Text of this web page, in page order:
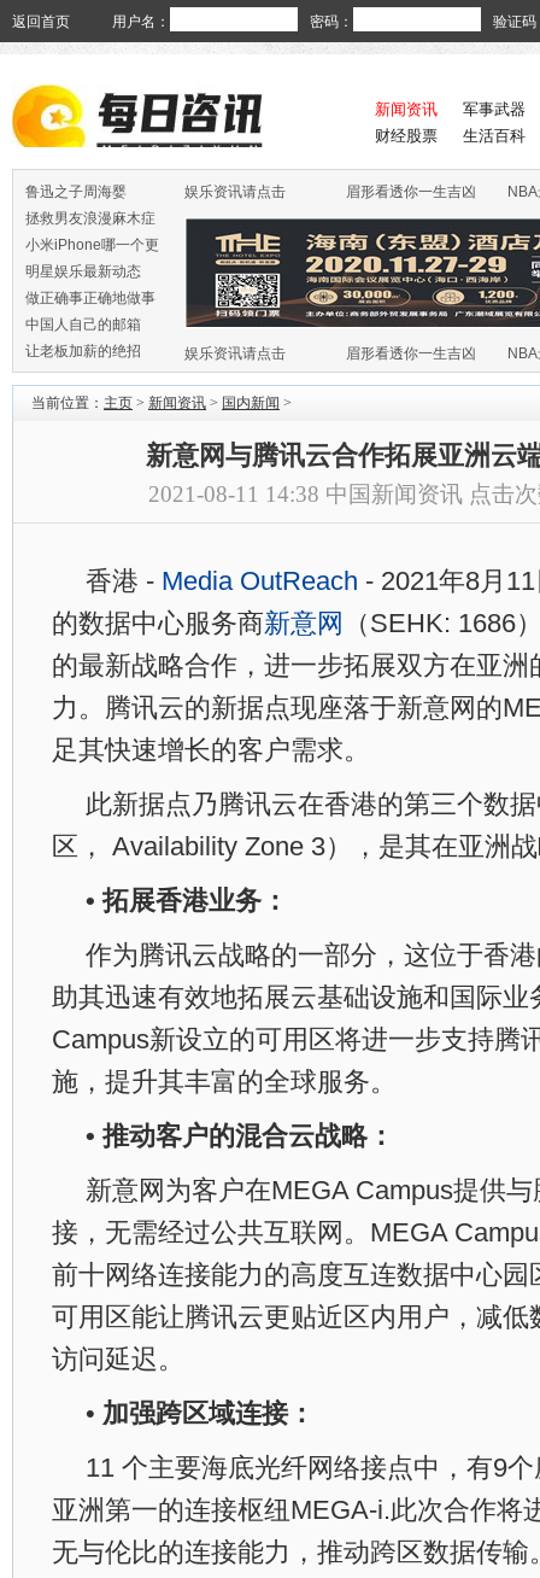
返回首页 用户名： 密码： 验证码
新闻资讯
财经股票
军事武器
生活百科
鲁迅之子周海婴
拯救男友浪漫麻木症
小米iPhone哪一个更
火
明星娱乐最新动态
做正确事正确地做事
中国人自己的邮箱
让老板加薪的绝招
娱乐资讯请点击 眉形看透你一生吉凶
娱乐资讯请点击 眉形看透你一生吉凶
当前位置： 主页 > 新闻资讯 > 国内新闻 >
新意网与腾讯云合作拓展亚洲云
2021-08-11 14:38 中国新闻资讯 点击
香港 -Media OutReach - 2021年8月
的数据中心服务商新意网
（SEHK: 1686
的最新战略合作，进一步拓展双方在亚洲
力。腾讯云的新据点现座落于新意网的
足其快速增长的客户需求。
此新据点乃腾讯云在香港的第三个数
区， Availability Zone 3），是其在亚洲
• 拓展香港业务：
作为腾讯云战略的一部分，这位于香
助其迅速有效地拓展云基础设施和国际业
Campus新设立的可用区将进一步支持腾
施，提升其丰富的全球服务。
• 推动客户的混合云战略：
新意网为客户在MEGA Campus提供
接，无需经过公共互联网。MEGA
前十网络连接能力的高度互连数据中心园
可用区能让腾讯云更贴近区内用户，减低
访问延迟。
• 加强跨区域连接：
11 个主要海底光纤网络接点中，有9
亚洲第一的连接枢纽MEGA-i.此次合作将
无与伦比的连接能力，推动跨区数据传输